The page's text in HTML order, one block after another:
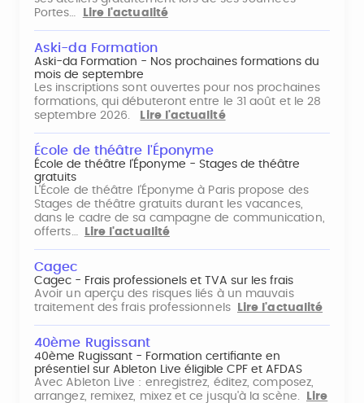
Portes…
Lire l'actualité
Aski-da Formation
Aski-da Formation - Nos prochaines formations du
mois de septembre
Les inscriptions sont ouvertes pour nos prochaines
formations, qui débuteront entre le 31 août et le 28
septembre 2026.
Lire l'actualité
École de théâtre l'Éponyme
École de théâtre l'Éponyme - Stages de théâtre
gratuits
L'École de théâtre l'Éponyme à Paris propose des
Stages de théâtre gratuits durant les vacances,
dans le cadre de sa campagne de communication,
offerts…
Lire l'actualité
Cagec
Cagec - Frais professionels et TVA sur les frais
Avoir un aperçu des risques liés à un mauvais
traitement des frais professionnels
Lire l'actualité
40ème Rugissant
40ème Rugissant - Formation certifiante en
présentiel sur Ableton Live éligible CPF et AFDAS
Avec Ableton Live : enregistrez, éditez, composez,
arrangez, remixez, mixez et ce jusqu'à la scène.
Lire